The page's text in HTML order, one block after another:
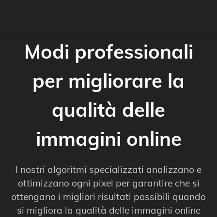
Modi professionali
per migliorare la
qualità delle
immagini online
I nostri algoritmi specializzati analizzano e
ottimizzano ogni pixel per garantire che si
ottengano i migliori risultati possibili quando
si migliora la qualità delle immagini online